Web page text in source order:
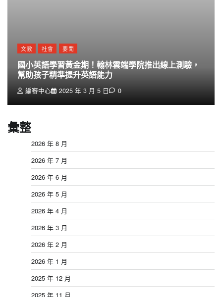
文教 社會 要聞
國小英語學習黃金期！翰林雲端學院推出線上測驗，
幫助孩子精準提升英語能力
編審中心 2025 年 3 月 5 日 0
彙整
2026 年 8 月
2026 年 7 月
2026 年 6 月
2026 年 5 月
2026 年 4 月
2026 年 3 月
2026 年 2 月
2026 年 1 月
2025 年 12 月
2025 年 11 月